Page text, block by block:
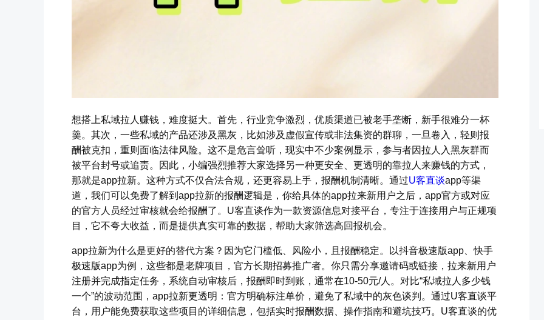
想搭上私域拉人赚钱，难度挺大。首先，行业竞争激烈，优质渠道已被老手垄断，新手很难分一杯
羹。其次，一些私域的产品还涉及黑灰，比如涉及虚假宣传或非法集资的群聊，一旦卷入，轻则报
酬被克扣，重则面临法律风险。这不是危言耸听，现实中不少案例显示，参与者因拉人入黑灰群而
被平台封号或追责。因此，小编强烈推荐大家选择另一种更安全、更透明的靠拉人来赚钱的方式，
那就是app拉新。这种方式不仅合法合规，还更容易上手，报酬机制清晰。通过U客直谈app等渠
道，我们可以免费了解到app拉新的报酬逻辑是，你给具体的app拉来新用户之后，app官方或对应
的官方人员经过审核就会给报酬了。U客直谈作为一款资源信息对接平台，专注于连接用户与正规项
目，它不夸大收益，而是提供真实可靠的数据，帮助大家筛选高回报机会。
app拉新为什么是更好的替代方案？因为它门槛低、风险小，且报酬稳定。以抖音极速版app、快手
极速版app为例，这些都是老牌项目，官方长期招募推广者。你只需分享邀请码或链接，拉来新用户
注册并完成指定任务，系统自动审核后，报酬即时到账，通常在10-50元/人。对比“私域拉人多少钱
一个”的波动范围，app拉新更透明：官方明确标注单价，避免了私域中的灰色谈判。通过U客直谈平
台，用户能免费获取这些项目的详细信息，包括实时报酬数据、操作指南和避坑技巧。U客直谈的优